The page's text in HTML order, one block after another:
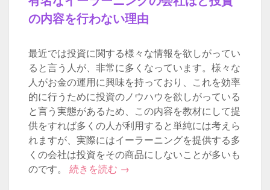
の内容を行わない理由
最近では投資に関する様々な情報を欲しがってい
ると言う人が、非常に多くなっています。様々な
人がお金の運用に興味を持っており、これを効率
的に行うために投資のノウハウを欲しがっている
と言う実態があるため、この内容を教材にして提
供をすれば多くの人が利用すると単純には考えら
れますが、実際にはイーラーニングを提供する多
くの会社は投資をその商品にしないことが多いも
のです。 続きを読む →